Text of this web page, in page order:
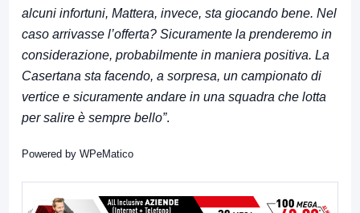
alcuni infortuni, Mattera, invece, sta giocando bene. Nel
caso arrivasse l’offerta? Sicuramente la prenderemo in
considerazione, probabilmente in maniera positiva. La
Casertana sta facendo, a sorpresa, un campionato di
vertice e sicuramente andare in una squadra che lotta
per salire è sempre bello”.
Powered by WPeMatico